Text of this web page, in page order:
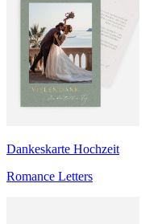
Dankeskarte Hochzeit
Romance Letters